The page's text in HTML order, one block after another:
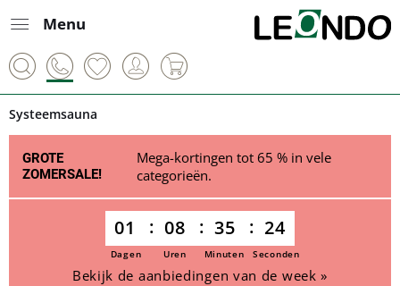
Menu
Systeemsauna
GROTE
ZOMERSALE!
Mega-kortingen tot 65 % in vele
categorieën.
01 08 35 24
Dagen Uren Minuten Seconden
Bekijk de aanbiedingen van de week »